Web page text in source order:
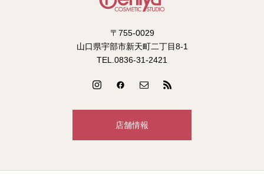
〒755-0029
山口県宇部市新天町二丁目8-1
TEL.0836-31-2421
店舗情報